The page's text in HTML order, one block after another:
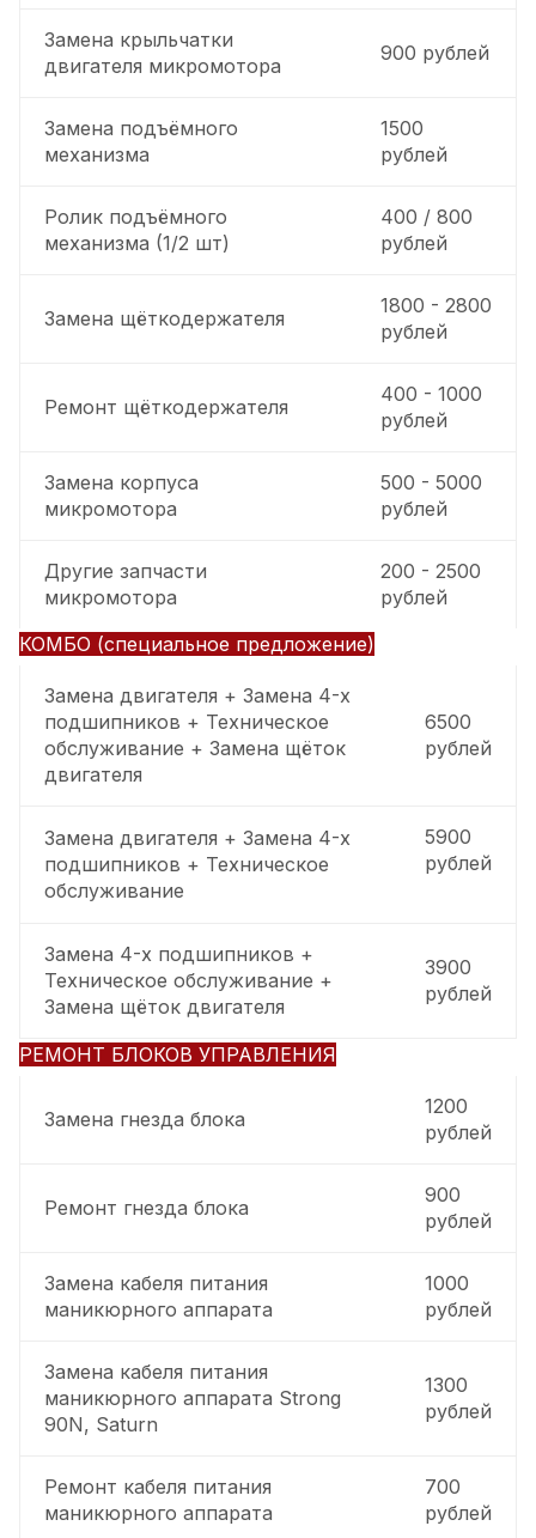
Замена крыльчатки
двигателя микромотора
900 рублей
Замена подъёмного
механизма
1500
рублей
Ролик подъёмного
механизма (1/2 шт)
400 / 800
рублей
Замена щёткодержателя
1800 - 2800
рублей
Ремонт щёткодержателя
400 - 1000
рублей
Замена корпуса
микромотора
500 - 5000
рублей
Другие запчасти
микромотора
200 - 2500
рублей
КОМБО (специальное предложение)
Замена двигателя + Замена 4-х
подшипников + Техническое
обслуживание + Замена щёток
двигателя
6500
рублей
Замена двигателя + Замена 4-х
подшипников + Техническое
обслуживание
5900
рублей
Замена 4-х подшипников +
Техническое обслуживание +
Замена щёток двигателя
3900
рублей
РЕМОНТ БЛОКОВ УПРАВЛЕНИЯ
Замена гнезда блока
1200
рублей
Ремонт гнезда блока
900
рублей
Замена кабеля питания
маникюрного аппарата
1000
рублей
Замена кабеля питания
маникюрного аппарата Strong
90N, Saturn
1300
рублей
Ремонт кабеля питания
маникюрного аппарата
700
рублей